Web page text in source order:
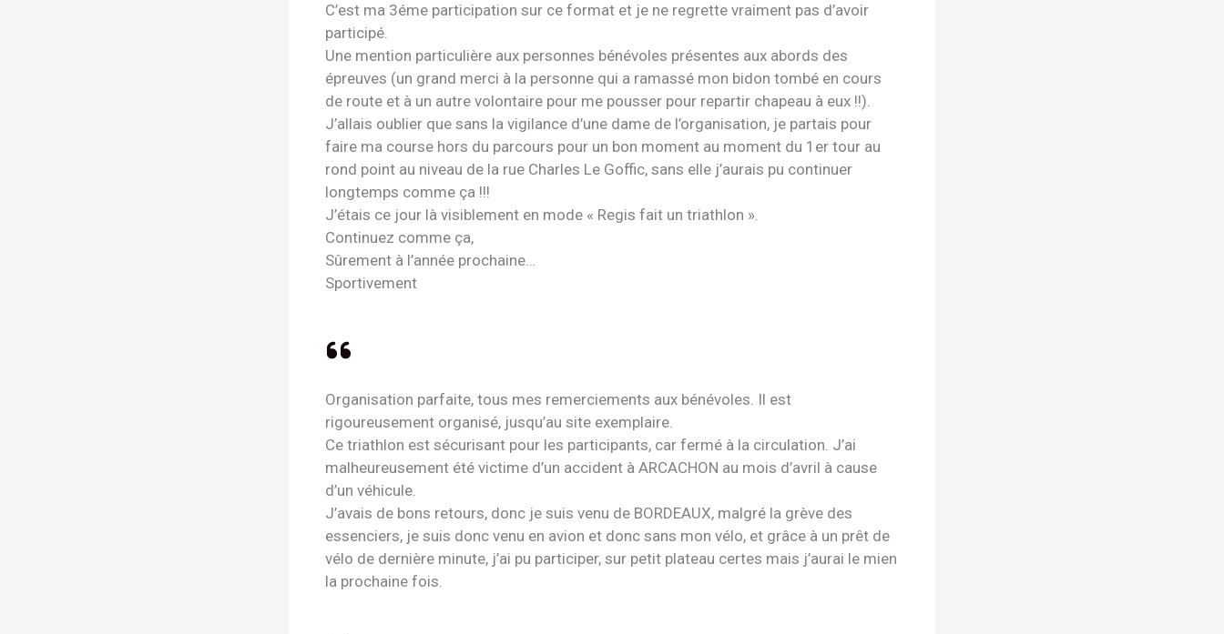
C’est ma 3éme participation sur ce format et je ne regrette vraiment pas d’avoir
participé.
Une mention particulière aux personnes bénévoles présentes aux abords des
épreuves (un grand merci à la personne qui a ramassé mon bidon tombé en cours
de route et à un autre volontaire pour me pousser pour repartir chapeau à eux !!).
J’allais oublier que sans la vigilance d’une dame de l’organisation, je partais pour
faire ma course hors du parcours pour un bon moment au moment du 1er tour au
rond point au niveau de la rue Charles Le Goffic, sans elle j’aurais pu continuer
longtemps comme ça !!!
J’étais ce jour là visiblement en mode « Regis fait un triathlon ».
Continuez comme ça,
Sûrement à l’année prochaine…
Sportivement
Organisation parfaite, tous mes remerciements aux bénévoles. Il est
rigoureusement organisé, jusqu’au site exemplaire.
Ce triathlon est sécurisant pour les participants, car fermé à la circulation. J’ai
malheureusement été victime d’un accident à ARCACHON au mois d’avril à cause
d’un véhicule.
J’avais de bons retours, donc je suis venu de BORDEAUX, malgré la grève des
essenciers, je suis donc venu en avion et donc sans mon vélo, et grâce à un prêt de
vélo de dernière minute, j’ai pu participer, sur petit plateau certes mais j’aurai le mien
la prochaine fois.